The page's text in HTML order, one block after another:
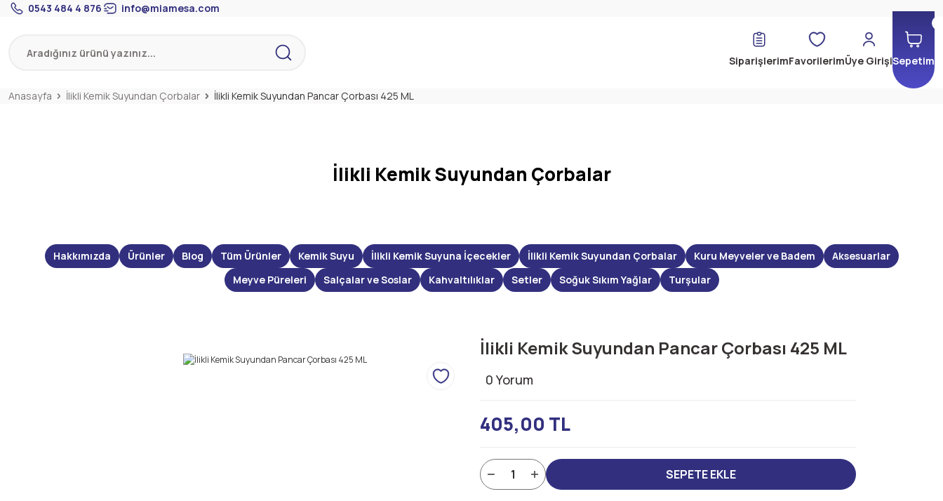
0543 484 4 876 info@miamesa.com
SiparişlerimFavorilerimÜye GirişiSepetim
Anasayfa İlikli Kemik Suyundan Çorbalar İlikli Kemik Suyundan Pancar Çorbası 425 ML
İlikli Kemik Suyundan Çorbalar
Hakkımızda Ürünler Blog Tüm Ürünler Kemik Suyu İlikli Kemik Suyuna İçecekler İlikli Kemik Suyundan Çorbalar Kuru Meyveler ve Badem
Aksesuarlar
Meyve Püreleri
Salçalar ve Soslar Kahvaltılıklar Setler Soğuk Sıkım Yağlar Turşular
İlikli Kemik Suyundan Pancar Çorbası 425 ML
0 Yorum
405,00 TL
SEPETE EKLE